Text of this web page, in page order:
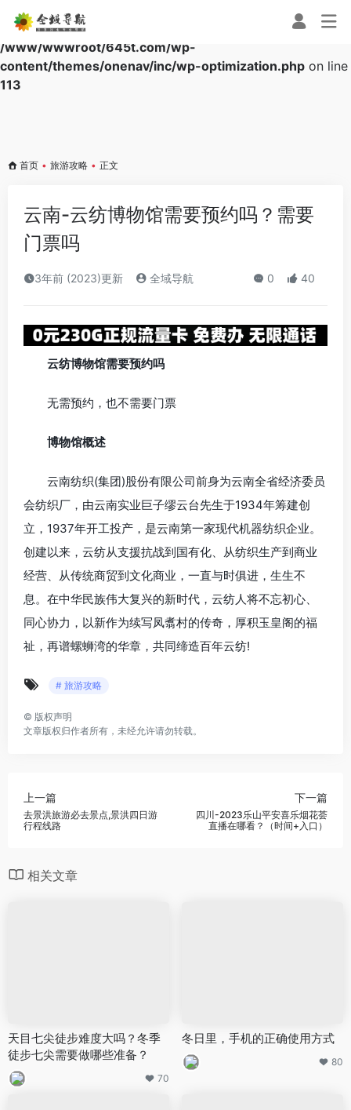
Warning: Array to string conversion in
/www/wwwroot/645t.com/wp-
content/themes/onenav/inc/wp-optimization.php on line
113
首页 • 旅游攻略 • 正文
云南-云纺博物馆需要预约吗？需要
门票吗
3年前 (2023)更新 全域导航 0 40
云纺博物馆需要预约吗
无需预约，也不需要门票
博物馆概述
云南纺织(集团)股份有限公司前身为云南全省经济委员
会纺织厂，由云南实业巨子缪云台先生于1934年筹建创
立，1937年开工投产，是云南第一家现代机器纺织企业。
创建以来，云纺从支援抗战到国有化、从纺织生产到商业
经营、从传统商贸到文化商业，一直与时俱进，生生不
息。在中华民族伟大复兴的新时代，云纺人将不忘初心、
同心协力，以新作为续写凤翥村的传奇，厚积玉皇阁的福
祉，再谱螺蛳湾的华章，共同缔造百年云纺!
# 旅游攻略
© 版权声明
文章版权归作者所有，未经允许请勿转载。
上一篇
去景洪旅游必去景点,景洪四日游
行程线路
下一篇
四川-2023乐山平安喜乐烟花荟
直播在哪看？（时间+入口）
相关文章
天目七尖徒步难度大吗？冬季
徒步七尖需要做哪些准备？
70
冬日里，手机的正确使用方式
80